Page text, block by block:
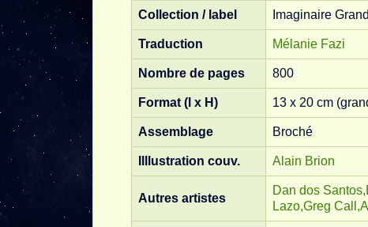
Collection / label Imaginaire
Traduction Mélanie Fazi
Nombre de pages 800
Format (l x H) 13 x 20 cm
Assemblage Broché
Illlustration couv. Alain Brion
Autres artistes
Dan dos Santos,
Lazo,Greg Call,